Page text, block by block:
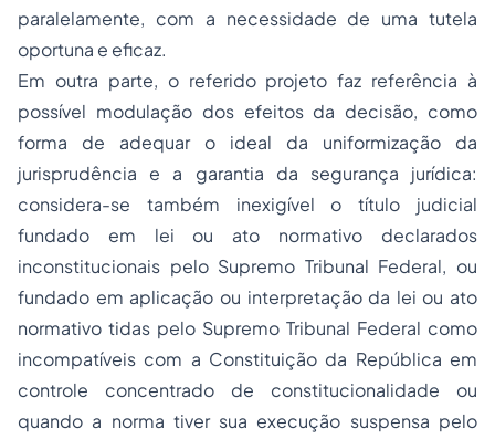
paralelamente, com a necessidade de uma tutela
oportuna e eficaz.
Em outra parte, o referido projeto faz referência à
possível modulação dos efeitos da decisão, como
forma de adequar o ideal da uniformização da
jurisprudência e a garantia da segurança jurídica:
considera-se também inexigível o título judicial
fundado em lei ou ato normativo declarados
inconstitucionais pelo Supremo Tribunal Federal, ou
fundado em aplicação ou interpretação da lei ou ato
normativo tidas pelo Supremo Tribunal Federal como
incompatíveis com a Constituição da República em
controle concentrado de constitucionalidade ou
quando a norma tiver sua execução suspensa pelo